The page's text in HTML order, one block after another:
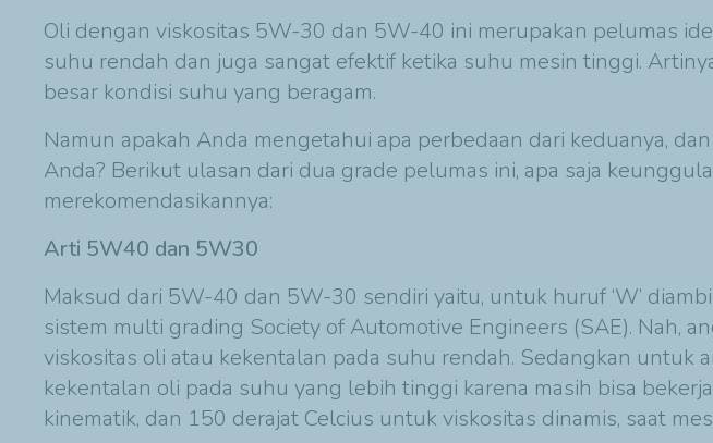
Oli dengan viskositas 5W-30 dan 5W-40 ini merupakan pelumas
suhu rendah dan juga sangat efektif ketika suhu mesin tinggi.
besar kondisi suhu yang beragam.
Namun apakah Anda mengetahui apa perbedaan dari keduanya,
Anda? Berikut ulasan dari dua grade pelumas ini, apa saja
merekomendasikannya:
Arti 5W40 dan 5W30
Maksud dari 5W-40 dan 5W-30 sendiri yaitu, untuk huruf ‘W’
sistem multi grading Society of Automotive Engineers (SAE). Nah,
viskositas oli atau kekentalan pada suhu rendah. Sedangkan untuk
kekentalan oli pada suhu yang lebih tinggi karena masih bisa
kinematik, dan 150 derajat Celcius untuk viskositas dinamis, saat